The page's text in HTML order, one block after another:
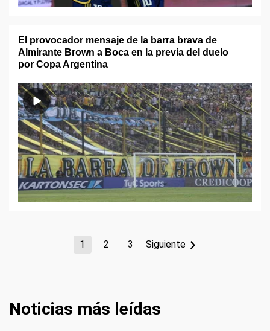
El provocador mensaje de la barra brava de
Almirante Brown a Boca en la previa del duelo
por Copa Argentina
1 2 3 Siguiente
Noticias más leídas